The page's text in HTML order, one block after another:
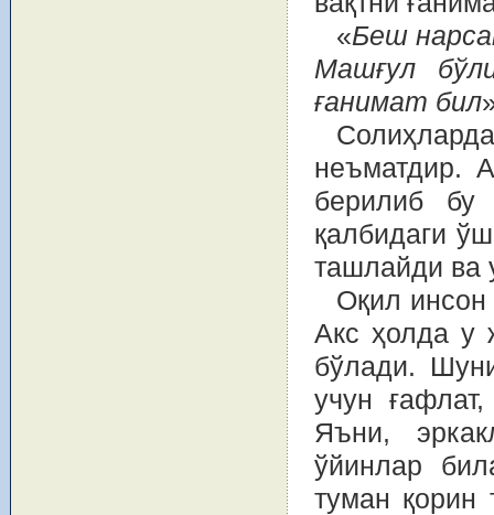
«Беш
Машғул
ғанимат бил
неъматдир.
берилиб бу
қалбидаги
ташлайди ва
Оқил
Акс ҳолда у
бўлади.
учун
Яъни,
ўйинлар
туман қорин